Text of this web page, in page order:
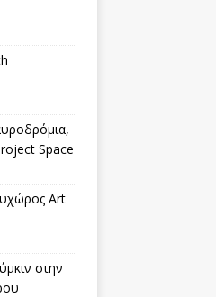
Space
Art
στην